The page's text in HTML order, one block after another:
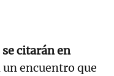
citarán en
un encuentro que